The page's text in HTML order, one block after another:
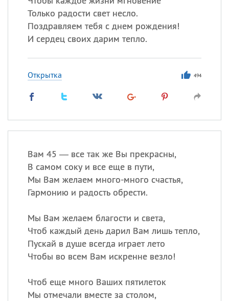
Только радости свет несло.
Поздравляем тебя с днем рождения!
И сердец своих дарим тепло.
Открытка 494
Вам 45 — все так же Вы прекрасны,
В самом соку и все еще в пути,
Мы Вам желаем много-много счастья,
Гармонию и радость обрести.
Мы Вам желаем благости и света,
Чтоб каждый день дарил Вам лишь тепло,
Пускай в душе всегда играет лето
Чтобы во всем Вам искренне везло!
Чтоб еще много Ваших пятилеток
Мы отмечали вместе за столом,